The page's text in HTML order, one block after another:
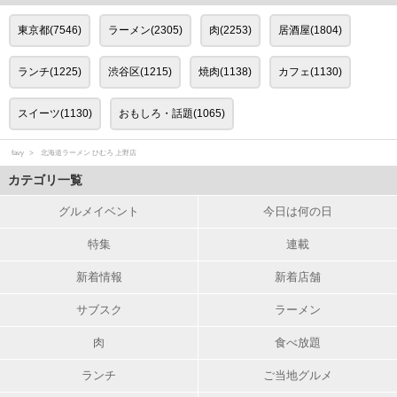
東京都(7546) ラーメン(2305) 肉(2253) 居酒屋(1804)
ランチ(1225) 渋谷区(1215) 焼肉(1138) カフェ(1130)
スイーツ(1130) おもしろ・話題(1065)
favy 北海道ラーメン ひむろ 上野店
カテゴリ一覧
グルメイベント 今日は何の日
特集 連載
新着情報 新着店舗
サブスク ラーメン
肉 食べ放題
ランチ ご当地グルメ